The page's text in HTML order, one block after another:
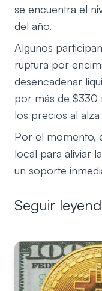
se encuentra el
del año.
Algunos
ruptura por
desencadenar
por más de $330
los precios al
Por el momento,
local para aliviar
un soporte
Seguir